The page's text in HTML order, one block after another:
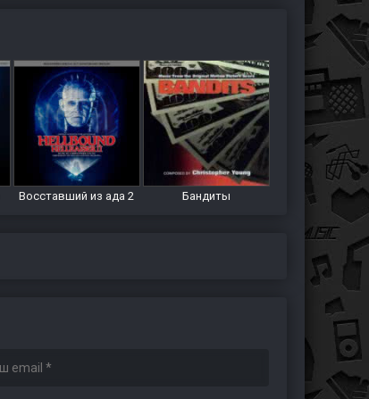
Восставший из ада 2 Бандиты